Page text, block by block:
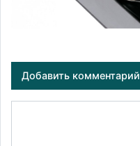
Добавить комментарий